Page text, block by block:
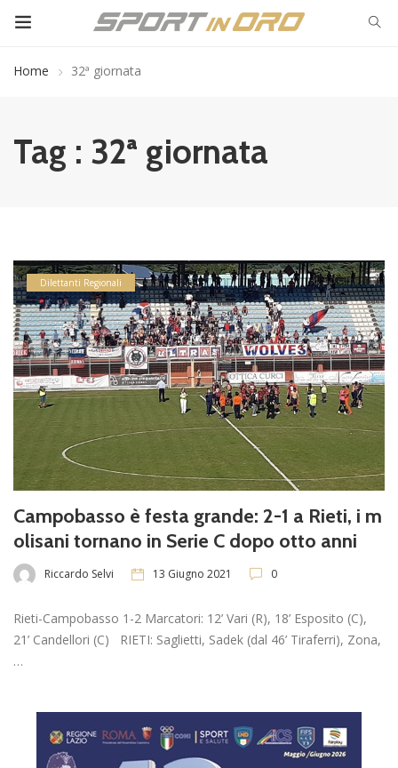
Home 32ª giornata
Tag : 32ª giornata
Dilettanti Regionali
Campobasso è festa grande: 2-1 a Rieti, i m
olisani tornano in Serie C dopo otto anni
Riccardo Selvi 13 Giugno 2021 0
Rieti-Campobasso 1-2 Marcatori: 12’ Vari (R), 18’ Esposito (C),
21’ Candellori (C) RIETI: Saglietti, Sadek (dal 46’ Tiraferri), Zona,
…